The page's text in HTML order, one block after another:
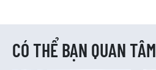
CÓ THỂ BẠN QUAN TÂM